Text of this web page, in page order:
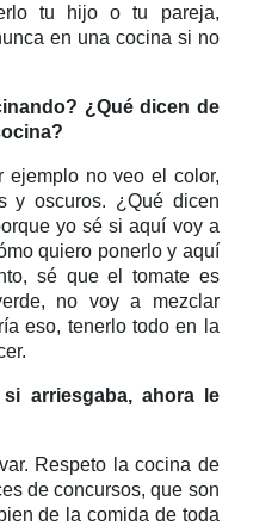
tu hijo o tu pareja,
en una cocina si no
¿Qué dicen de
ejemplo no veo el color,
y oscuros. ¿Qué dicen
yo sé si aquí voy a
quiero ponerlo y aquí
sé que el tomate es
no voy a mezclar
eso, tenerlo todo en la
arriesgaba, ahora le
Respeto la cocina de
de concursos, que son
de la comida de toda